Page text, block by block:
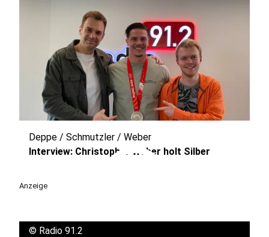
play_circle
Deppe / Schmutzler / Weber
Interview: Christopher Weber holt Silber
Anzeige
© Radio 91.2